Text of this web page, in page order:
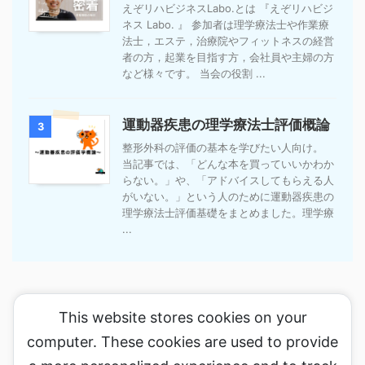
えぞリハビジネスLabo.とは 『えぞリハビジ
ネス Labo. 』 参加者は理学療法士や作業療
法士，エステ，治療院やフィットネスの経営
者の方，起業を目指す方，会社員や主婦の方
など様々です。 当会の役割 ...
3 運動器疾患の理学療法士評価概論
整形外科の評価の基本を学びたい人向け。
当記事では、「どんな本を買っていいかわか
らない。」や、「アドバイスしてもらえる人
がいない。」という人のために運動器疾患の
理学療法士評価基礎をまとめました。理学療
...
This website stores cookies on your
computer. These cookies are used to provide